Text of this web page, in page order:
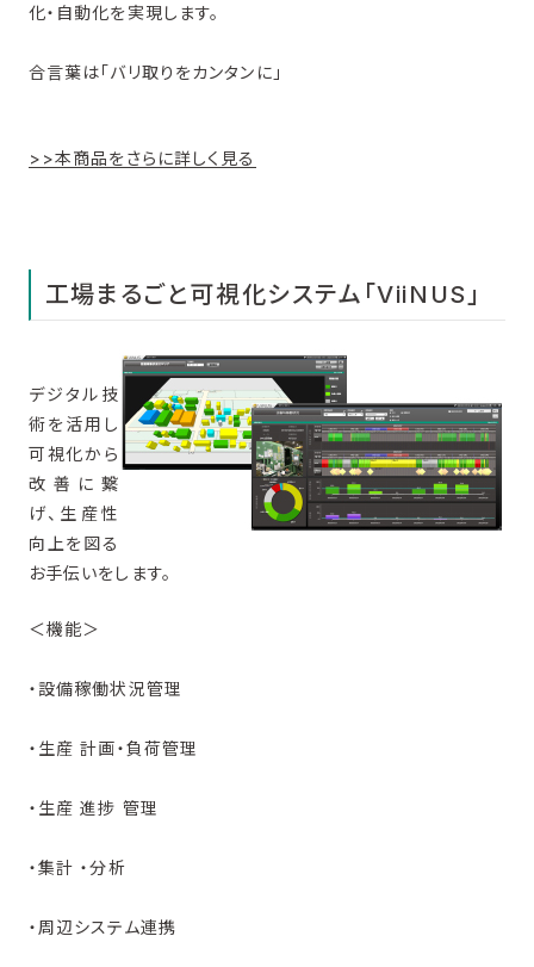
化・自動化を実現します。
合言葉は「バリ取りをカンタンに」
>>本商品をさらに詳しく見る
工場まるごと可視化システム「ViiNUS」
デジタル技
術を活用し
可視化から
改善に繋
げ、生産性
向上を図る
お手伝いをします。
＜機能＞
・設備稼働状況管理
・生産 計画・負荷管理
・生産 進捗 管理
・集計 ・分析
・周辺システム連携